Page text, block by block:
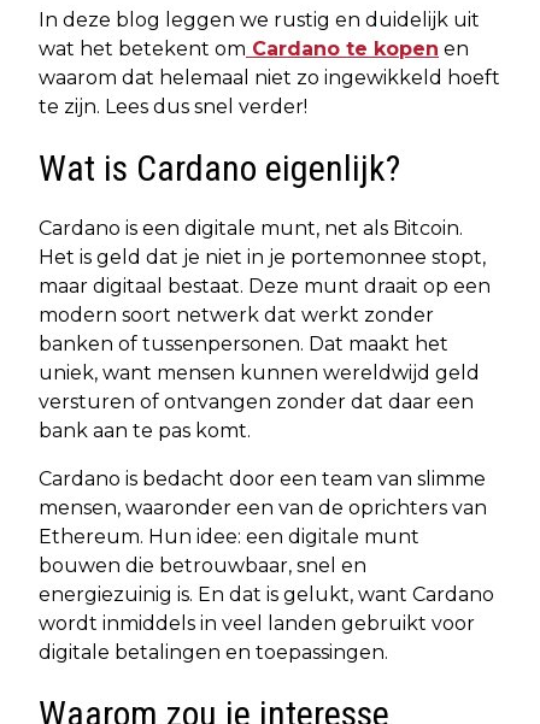
In deze blog leggen we rustig en duidelijk uit
wat het betekent om Cardano te kopen en
waarom dat helemaal niet zo ingewikkeld hoeft
te zijn. Lees dus snel verder!
Wat is Cardano eigenlijk?
Cardano is een digitale munt, net als Bitcoin.
Het is geld dat je niet in je portemonnee stopt,
maar digitaal bestaat. Deze munt draait op een
modern soort netwerk dat werkt zonder
banken of tussenpersonen. Dat maakt het
uniek, want mensen kunnen wereldwijd geld
versturen of ontvangen zonder dat daar een
bank aan te pas komt.
Cardano is bedacht door een team van slimme
mensen, waaronder een van de oprichters van
Ethereum. Hun idee: een digitale munt
bouwen die betrouwbaar, snel en
energiezuinig is. En dat is gelukt, want Cardano
wordt inmiddels in veel landen gebruikt voor
digitale betalingen en toepassingen.
Waarom zou je interesse